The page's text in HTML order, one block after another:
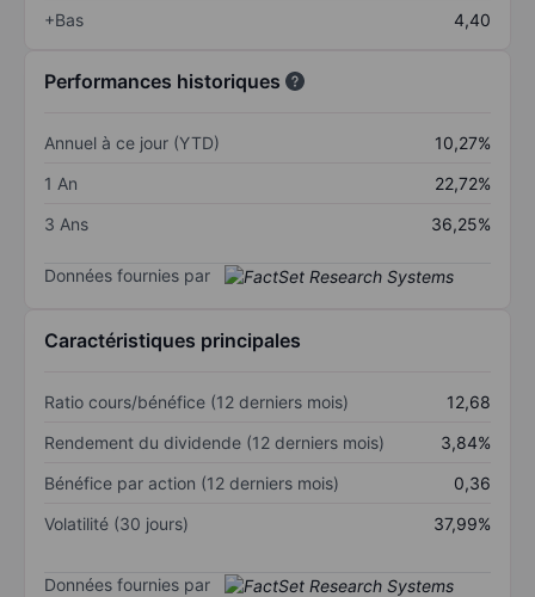
+Bas
4,40
Performances historiques
Annuel à ce jour (YTD)
10,27%
1 An
22,72%
3 Ans
36,25%
Données fournies par
Caractéristiques principales
Ratio cours/bénéfice (12 derniers mois)
12,68
Rendement du dividende (12 derniers mois)
3,84%
Bénéfice par action (12 derniers mois)
0,36
Volatilité (30 jours)
37,99%
Données fournies par